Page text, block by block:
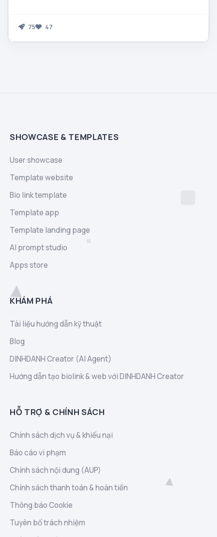
75 47
SHOWCASE & TEMPLATES
User showcase
Template website
Bio link template
Template app
Template landing page
AI prompt studio
Apps store
KHÁM PHÁ
Tài liệu hướng dẫn kỹ thuật
Blog
DINHDANH Creator (AI Agent)
Hướng dẫn tạo biolink & web với DINHDANH Creator
HỖ TRỢ & CHÍNH SÁCH
Chính sách dịch vụ & khiếu nại
Báo cáo vi phạm
Chính sách nội dung (AUP)
Chính sách thanh toán & hoàn tiền
Thông báo Cookie
Tuyên bố trách nhiệm